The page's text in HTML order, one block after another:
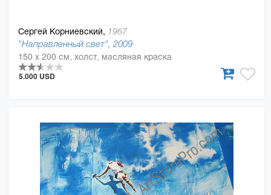
Сергей Корниевский, 1967
"Направленный свет", 2009
150 x 200 см, холст, масляная краска
5.000 USD